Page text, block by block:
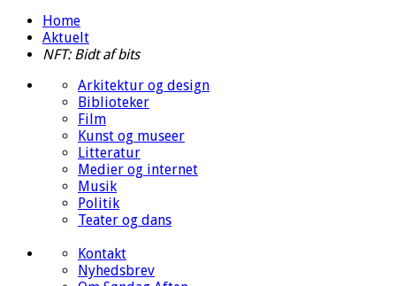
Home
Aktuelt
NFT: Bidt af bits
Arkitektur og design
Biblioteker
Film
Kunst og museer
Litteratur
Medier og internet
Musik
Politik
Teater og dans
Kontakt
Nyhedsbrev